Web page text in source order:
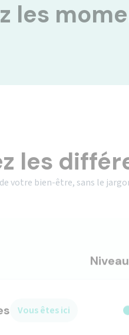
les
votre bien-être, sans le